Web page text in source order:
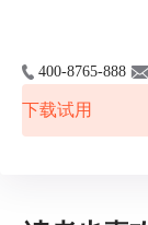
400-8765-888
下载试用